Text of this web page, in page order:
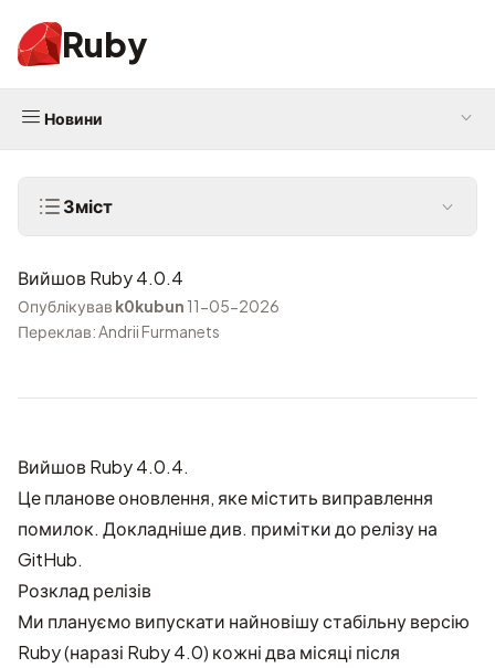
Ruby
Новини
Зміст
Вийшов Ruby 4.0.4
Опублікував k0kubun 11-05-2026
Переклав: Andrii Furmanets
Вийшов Ruby 4.0.4.
Це планове оновлення, яке містить виправлення
помилок. Докладніше див. примітки до релізу на
GitHub.
Розклад релізів
Ми плануємо випускати найновішу стабільну версію
Ruby (наразі Ruby 4.0) кожні два місяці після